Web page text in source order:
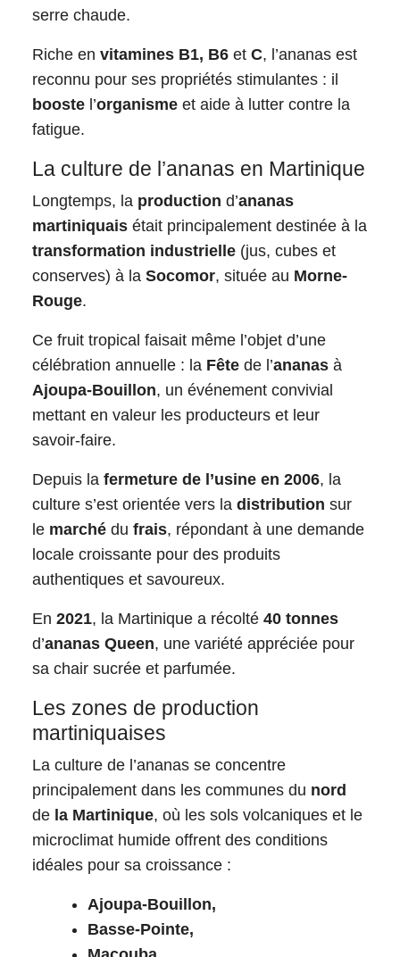
serre chaude.
Riche en vitamines B1, B6 et C, l’ananas est
reconnu pour ses propriétés stimulantes : il
booste l’organisme et aide à lutter contre la
fatigue.
La culture de l’ananas en Martinique
Longtemps, la production d’ananas
martiniquais était principalement destinée à la
transformation industrielle (jus, cubes et
conserves) à la Socomor, située au Morne-
Rouge.
Ce fruit tropical faisait même l’objet d’une
célébration annuelle : la Fête de l’ananas à
Ajoupa-Bouillon, un événement convivial
mettant en valeur les producteurs et leur
savoir-faire.
Depuis la fermeture de l’usine en 2006, la
culture s’est orientée vers la distribution sur
le marché du frais, répondant à une demande
locale croissante pour des produits
authentiques et savoureux.
En 2021, la Martinique a récolté 40 tonnes
d’ananas Queen, une variété appréciée pour
sa chair sucrée et parfumée.
Les zones de production
martiniquaises
La culture de l’ananas se concentre
principalement dans les communes du nord
de la Martinique, où les sols volcaniques et le
microclimat humide offrent des conditions
idéales pour sa croissance :
Ajoupa-Bouillon,
Basse-Pointe,